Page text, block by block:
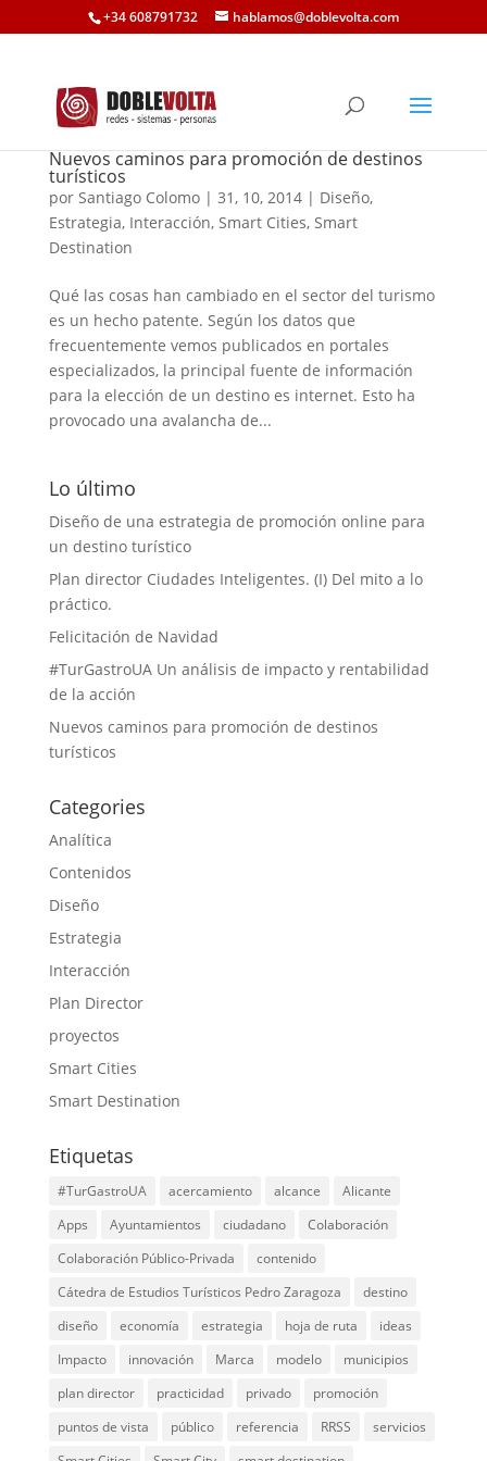
+34 608791732 hablamos@doblevolta.com
Nuevos caminos para promoción de destinos
turísticos
por Santiago Colomo| 31, 10, 2014| Diseño,
Estrategia, Interacción, Smart Cities, Smart
Destination
Qué las cosas han cambiado en el sector del turismo
es un hecho patente. Según los datos que
frecuentemente vemos publicados en portales
especializados, la principal fuente de información
para la elección de un destino es internet. Esto ha
provocado una avalancha de...
Lo último
Diseño de una estrategia de promoción online para
un destino turístico
Plan director Ciudades Inteligentes. (I) Del mito a lo
práctico.
Felicitación de Navidad
#TurGastroUA Un análisis de impacto y rentabilidad
de la acción
Nuevos caminos para promoción de destinos
turísticos
Categories
Analítica
Contenidos
Diseño
Estrategia
Interacción
Plan Director
proyectos
Smart Cities
Smart Destination
Etiquetas
#TurGastroUA acercamiento alcance
Alicante
Apps
Ayuntamientos ciudadano
Colaboración
Colaboración Público-Privada
contenido
Cátedra de Estudios Turísticos Pedro Zaragoza
destino
diseño
economía estrategia hoja de ruta
ideas
Impacto
innovación Marca modelo
municipios
plan director
practicidad privado
promoción
puntos de vista
público referencia RRSS
servicios